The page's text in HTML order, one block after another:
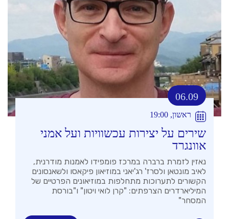
06.09
ראשון, 19:00
שירים על יצירות עכשוויות ועל אמני
אוונגרד
נאזין לזמרת ברברה במרכז פומפידו לאמנות מודרנית,
לאיב מונטאן ולסרז' רג'יאני במוזיאון פיקאסו ולשאנסונים
הקשורים לתערוכות מתחלפות במוזיאונים הפרטיים של
המיליארדרים הצרפתים: "קרן לואי ויטון" ו"בורסת
המסחר"